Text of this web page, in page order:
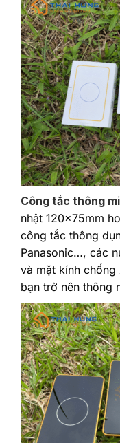
Công tắc thông
nhật 120x75mm
công tắc thông
Panasonic…, các
và mặt kính
bạn trở nên thông